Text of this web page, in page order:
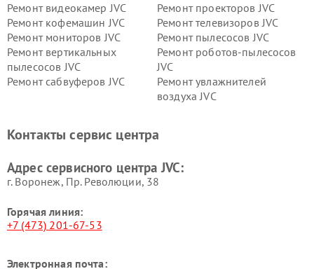
Ремонт видеокамер JVC
Ремонт проекторов JVC
Ремонт кофемашин JVC
Ремонт телевизоров JVC
Ремонт мониторов JVC
Ремонт пылесосов JVC
Ремонт вертикальных
пылесосов JVC
Ремонт роботов-пылесосов
JVC
Ремонт сабвуферов JVC
Ремонт увлажнителей
воздуха JVC
Контакты сервис центра
Адрес сервисного центра JVC:
г. Воронеж, Пр. Революции, 38
Горячая линия:
+7 (473) 201-67-53
Электронная почта: